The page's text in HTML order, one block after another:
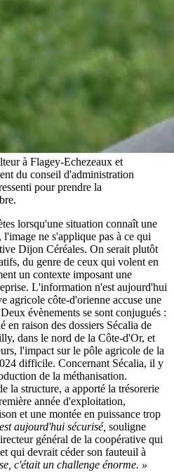
à Flagey-Echezeaux et
du conseil d'administration
pour prendre la
lorsqu'une situation connaît une
ne s'applique pas à ce qui
Dijon Céréales. On serait plutôt
du genre de ceux qui volent en
un contexte imposant une
L'information n'est aujourd'hui
agricole côte-d'orienne accuse une
évènements se sont conjugués :
en raison des dossiers Sécalia de
dans le nord de la Côte-d'Or, et
l'impact sur le pôle agricole de la
difficile. Concernant Sécalia, il y
de la méthanisation.
la structure, a apporté la trésorerie
année d'exploitation,
et une montée en puissance trop
aujourd'hui sécurisé, souligne
général de la coopérative qui
qui devrait céder son fauteuil à
c'était un challenge énorme. »